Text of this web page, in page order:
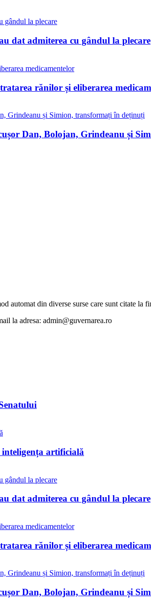
dat admiterea cu gândul la plecare
rănilor și eliberarea
Dan, Bolojan, Grindeanu și
automat din diverse surse care sunt citate la
la adresa: admin@guvernarea.ro
artificială
dat admiterea cu gândul la plecare
rănilor și eliberarea
Dan, Bolojan, Grindeanu și